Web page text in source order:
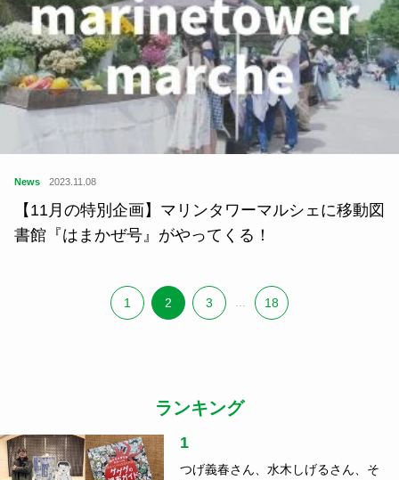
News 2023.11.08
【11月の特別企画】マリンタワーマルシェに移動図
書館『はまかぜ号』がやってくる！
1 2 3 18
ランキング
1
つげ義春さん、水木しげるさん、そ